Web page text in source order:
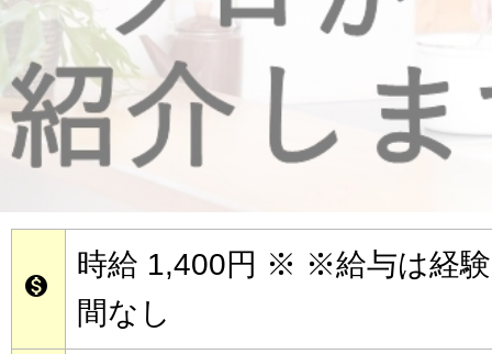

時給 1,400円 ※ ※給与は経
間なし